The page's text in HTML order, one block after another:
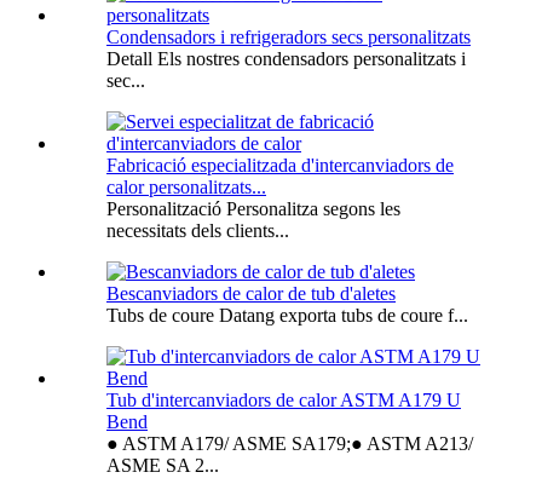
Condensadors i refrigeradors secs personalitzats
Detall Els nostres condensadors personalitzats i
sec...
Fabricació especialitzada d'intercanviadors de
calor personalitzats...
Personalització Personalitza segons les
necessitats dels clients...
Bescanviadors de calor de tub d'aletes
Tubs de coure Datang exporta tubs de coure f...
Tub d'intercanviadors de calor ASTM A179 U
Bend
● ASTM A179/ ASME SA179;● ASTM A213/
ASME SA 2...